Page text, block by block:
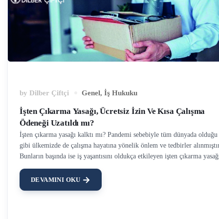
by Dilber Çiftçi Genel, İş Hukuku
İşten Çıkarma Yasağı, Ücretsiz İzin Ve Kısa Çalışma
Ödeneği Uzatıldı mı?
İşten çıkarma yasağı kalktı mı? Pandemi sebebiyle tüm dünyada olduğu
gibi ülkemizde de çalışma hayatına yönelik önlem ve tedbirler
Bunların başında ise iş yaşantısını oldukça etkileyen işten çıkarma
Uzatıldı mı? İşten çıkarma yasağı uzun bir süredir devam etmekte olup
son 17 Mayıs 2021 tarihinde uzatılarak 30 Haziran 2021 tarihine kadar
DEVAMINI OKU